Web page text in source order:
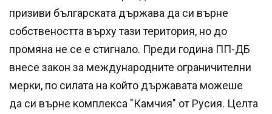
призиви българската държава да си върне
собствеността върху тази територия, но до
промяна не се е стигнало. Преди година ПП-ДБ
внесе закон за международните ограничителни
мерки, по силата на който държавата можеше
да си върне комплекса "Камчия" от Русия. Целта